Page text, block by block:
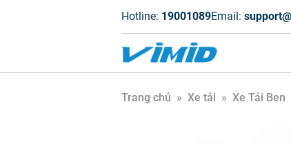
Hotline: 19001089Email:
Trang chủ » Xe tải » Xe Tải Ben